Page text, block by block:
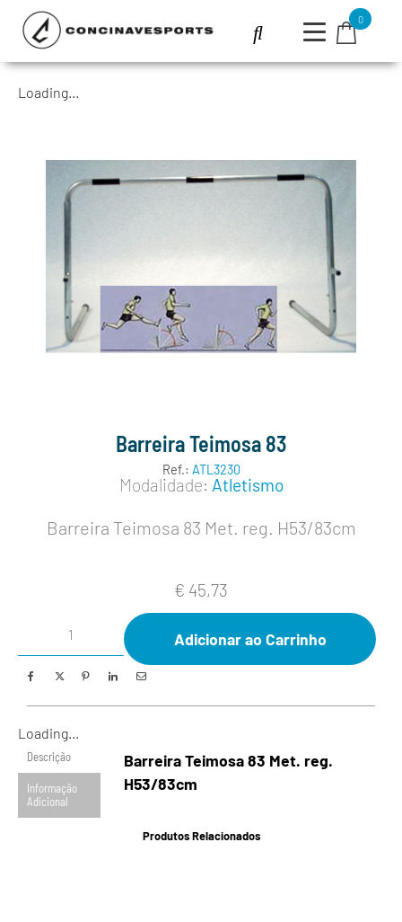
0
Loading...
Barreira Teimosa 83
Ref.: ATL3230
Modalidade: Atletismo
Barreira Teimosa 83 Met. reg. H53/83cm
€ 45,73
Adicionar ao Carrinho
Loading...
Descrição
Informação
Adicional
Barreira Teimosa 83 Met. reg.
H53/83cm
Produtos Relacionados